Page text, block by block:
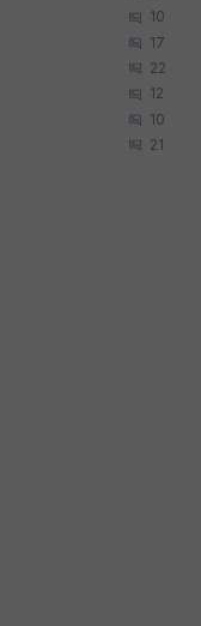
10
17
22
12
10
21